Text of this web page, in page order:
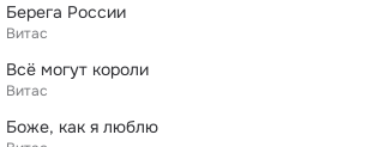
Берега России
Витас
Всё могут короли
Витас
Боже, как я люблю